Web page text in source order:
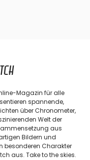
Magazin für alle
spannende,
über Chronometer,
Welt der
aus
Bildern und
besonderen Charakter
aus. Take to the skies.